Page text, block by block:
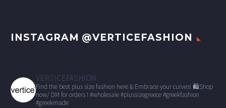
INSTAGRAM @VERTICEFASHION
VERTICEFASHION
Find the best plus size fashion here & Embrace your curves! 🛍Shop
now/ DM for orders ! #wholesale#plussizegreece #greekfashion
#greekmade